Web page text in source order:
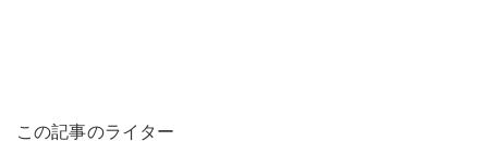
この記事のライター